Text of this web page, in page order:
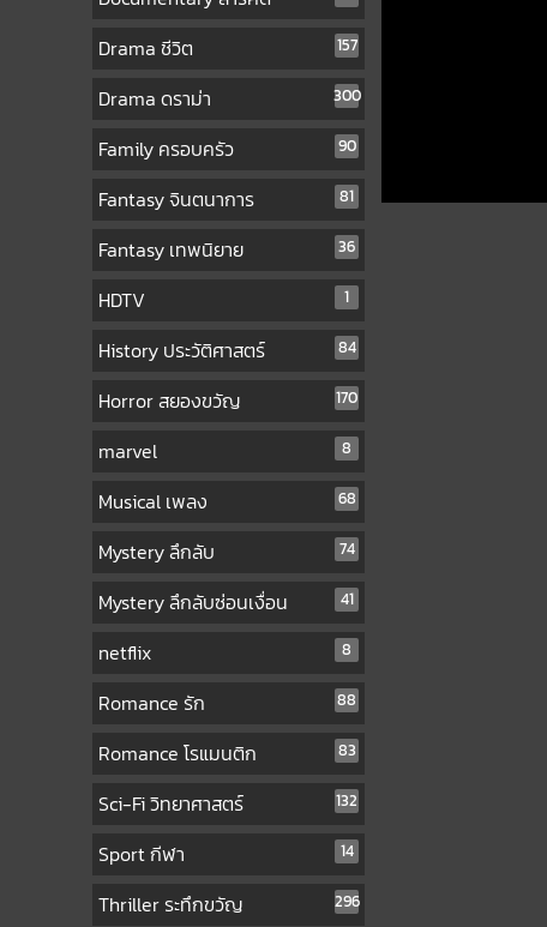
Drama ชีวิต 157
Drama ดราม่า 300
Family ครอบครัว 90
Fantasy จินตนาการ 81
Fantasy เทพนิยาย 36
HDTV 1
History ประวัติศาสตร์ 84
Horror สยองขวัญ 170
marvel 8
Musical เพลง 68
Mystery ลึกลับ 74
Mystery ลึกลับซ่อนเงื่อน 41
netflix 8
Romance รัก 88
Romance โรแมนติก 83
Sci-Fi วิทยาศาสตร์ 132
Sport กีฬา 14
Thriller ระทึกขวัญ 296